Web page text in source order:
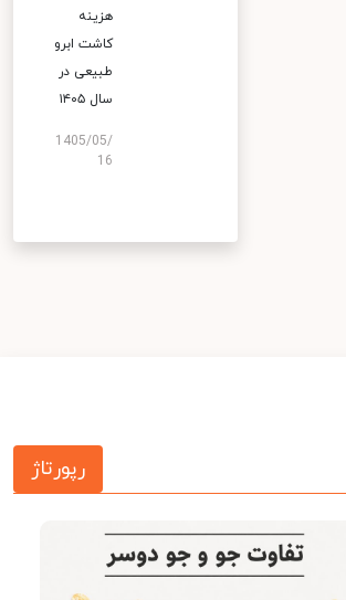
هزینه
کاشت ابرو
طبیعی در
سال ۱۴۰۵
1405/05/
16
رپورتاژ